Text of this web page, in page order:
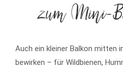
zum Mini-
Auch ein kleiner Balkon mitten
bewirken – für Wildbienen,